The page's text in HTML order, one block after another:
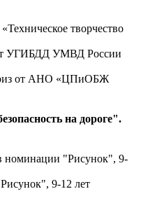
творчество
УГИБДД УМВД России
от АНО «ЦПиОБЖ
на дороге".
номинации "Рисунок", 9-
9-12 лет